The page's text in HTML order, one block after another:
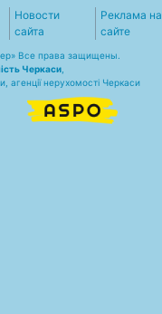
Новости
сайта
Реклама на
сайте
Все права защищены.
Черкаси
агенції нерухомості Черкаси